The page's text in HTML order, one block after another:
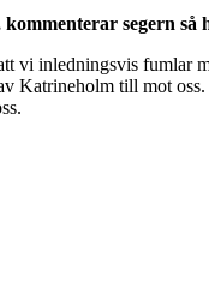
segern så
vi inledningsvis
Katrineholm till mot